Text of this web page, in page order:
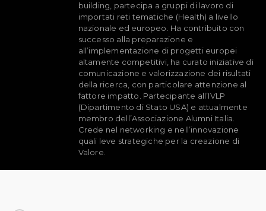
building, partecipa a gruppi di lavoro di
importati reti tematiche (Health) a livello
nazionale ed europeo. Ha contribuito con
successo alla preparazione e
all’implementazione di progetti europei
altamente competitivi, ha curato iniziative di
comunicazione e valorizzazione dei risultati
della ricerca, con particolare attenzione al
fattore impatto. Partecipante all’IVLP
(Dipartimento di Stato USA) e attualmente
membro dell’Associazione Alumni Italia.
Crede nel networking e nell’innovazione
quali leve strategiche per la creazione di
Valore.